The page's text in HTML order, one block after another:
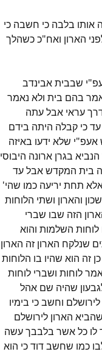
אותו בלבה כי חשבה כי
הארון ואח"כ כשהלך
שבבית אבינדב
בהם בית ולא נאמר
עראי אבל עתה
עד כי קבלה היתה בידם
שלא ידעו באיזה
בגרן ארונה היבוסי
בית המקדש אבל עד
תחת יריעה כמו שהי'
והארון ושתי הלוחות
הזה שבו שברי
לוחות השלמות והוא
שנלקח הארון זה הארון
זה הוא שהיו בו הלוחות
לוחות ושברי לוחות
שהיה שם אהל
וחשב כי בימיו
הארון לירושלם
לו כל אשר בלבבך עשה
כמו שחשב דוד כי הוא